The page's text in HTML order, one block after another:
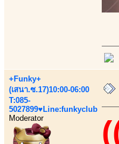
+Funky+
(เสนา.ซ.17)10:00-06:00
T:085-
5027899♥Line:funkyclub
Moderator